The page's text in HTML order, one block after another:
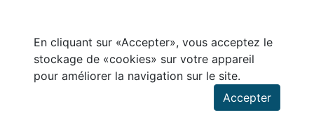
En cliquant sur «Accepter», vous acceptez le
stockage de «cookies» sur votre appareil
pour améliorer la navigation sur le site.
Accepter